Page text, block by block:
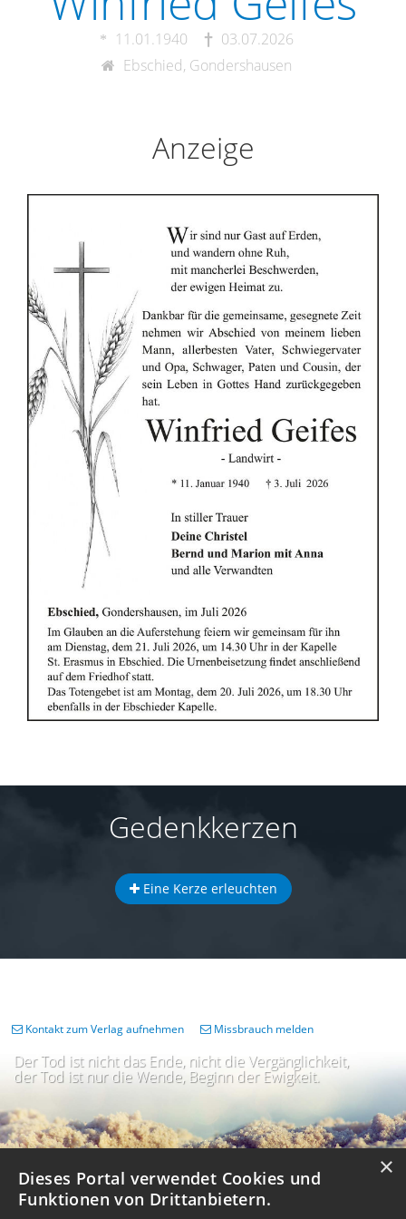
11.01.1940
03.07.2026
Ebschied, Gondershausen
Anzeige
Gedenkkerzen
Eine Kerze erleuchten
Der Tod ist nicht das Ende, nicht die Vergänglichkeit,
der Tod ist nur die Wende, Beginn der Ewigkeit.
Kontakt zum Verlag aufnehmen Missbrauch melden
×
Dieses Portal verwendet Cookies und
Funktionen von Drittanbietern.